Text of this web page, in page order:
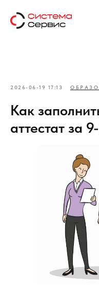
2026-06-19 17:13
Как
аттестат за